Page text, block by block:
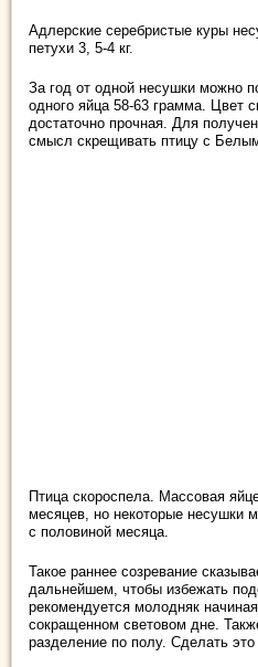
Адлерские серебристые куры
петухи 3, 5-4 кг.
За год от одной несушки можно
одного яйца 58-63 грамма. Цвет
достаточно прочная. Для
смысл скрещивать птицу с
Птица скороспела. Массовая
месяцев, но некоторые несушки
с половиной месяца.
Такое раннее созревание
дальнейшем, чтобы избежать
рекомендуется молодняк
сокращенном световом дне.
разделение по полу. Сделать